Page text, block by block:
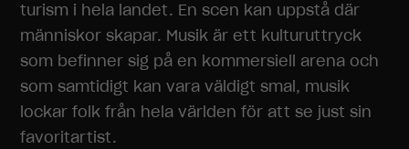
turism i hela landet. En scen kan uppstå där
människor skapar. Musik är ett kulturuttryck
som befinner sig på en kommersiell arena och
som samtidigt kan vara väldigt smal, musik
lockar folk från hela världen för att se just sin
favoritartist.